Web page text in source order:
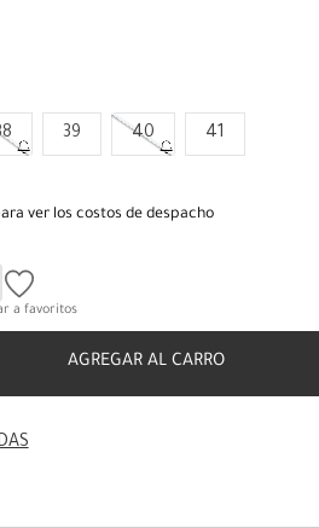
39 40 41
ver los costos de despacho
AGREGAR AL CARRO